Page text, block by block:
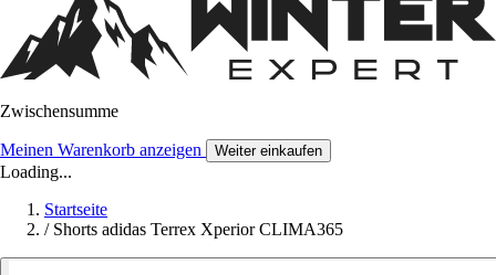
Zwischensumme
Meinen Warenkorb anzeigen Weiter einkaufen
Loading...
Startseite
/ Shorts adidas Terrex Xperior CLIMA365